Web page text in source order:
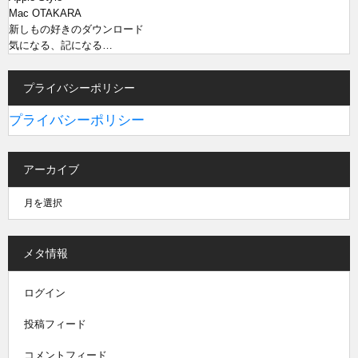
Mac OTAKARA
新しもの好きのダウンロード
気になる、記になる…
プライバシーポリシー
プライバシーポリシー
アーカイブ
メタ情報
ログイン
投稿フィード
コメントフィード